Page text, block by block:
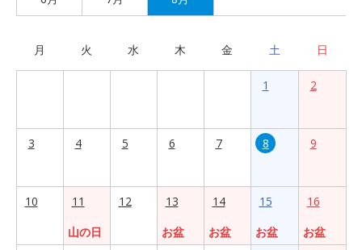
月 火 水 木 金 土 日
1 2
3 4 5 6 7 8 9
10
11
山の日
12
13
お盆
14
お盆
15
お盆
16
お盆